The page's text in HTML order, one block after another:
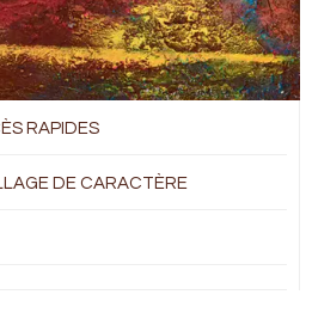
RAPIDES
DE CARACTÈRE